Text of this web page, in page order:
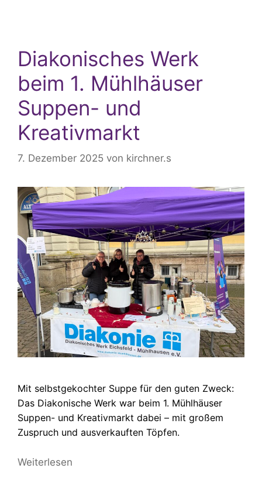
Diakonisches Werk
beim 1. Mühlhäuser
Suppen- und
Kreativmarkt
7. Dezember 2025 von kirchner.s
Mit selbstgekochter Suppe für den guten Zweck:
Das Diakonische Werk war beim 1. Mühlhäuser
Suppen- und Kreativmarkt dabei – mit großem
Zuspruch und ausverkauften Töpfen.
Weiterlesen